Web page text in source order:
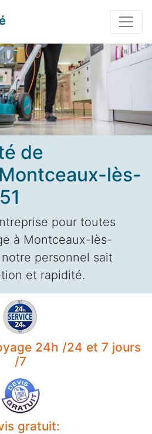
de
lès-
pour toutes
à Montceaux-lès-
notre personnel sait
et rapidité.
24h /24 et 7 jours
/7
gratuit: